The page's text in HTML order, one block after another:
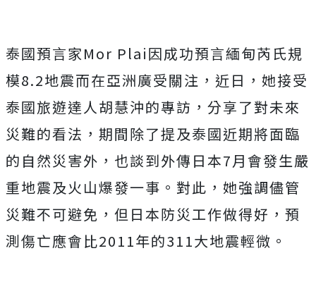
泰國預言家Mor Plai因成功預言緬甸芮氏規
模8.2地震而在亞洲廣受關注，近日，她接受
泰國旅遊達人胡慧沖的專訪，分享了對未來
災難的看法，期間除了提及泰國近期將面臨
的自然災害外，也談到外傳日本7月會發生嚴
重地震及火山爆發一事。對此， 她強調儘管
災難不可避免，但日本防災工作做得好，預
測傷亡應會比2011年的311大地震輕微。